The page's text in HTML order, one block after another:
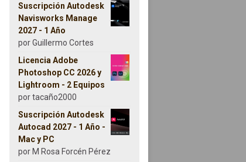
Suscripción Autodesk
Navisworks Manage
2027 - 1 Año
por Guillermo Cortes
Licencia Adobe
Photoshop CC 2026 y
Lightroom - 2 Equipos
por tacaño2000
Suscripción Autodesk
Autocad 2027 - 1 Año -
Mac y PC
por M Rosa Forcén Pérez